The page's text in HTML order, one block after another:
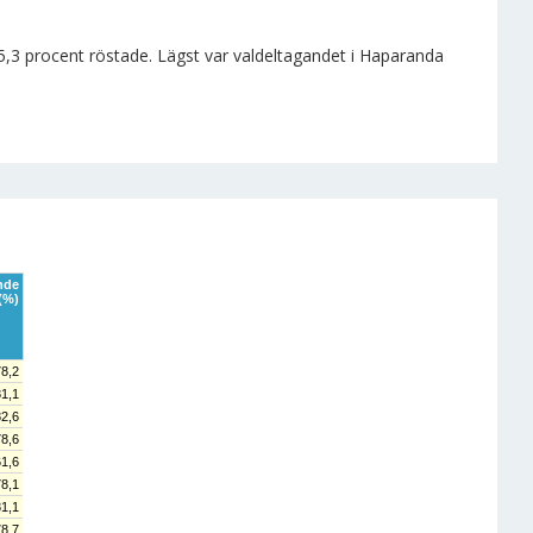
procent röstade. Lägst var valdeltagandet i Haparanda